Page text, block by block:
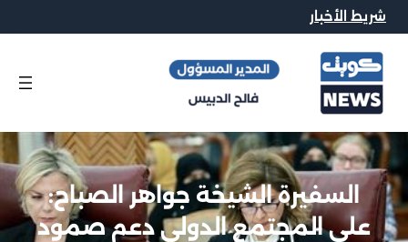
شريط الأخبار
السفيرة الشيخة جواهر الصباح:
على المجتمع الدولي دعم صمود